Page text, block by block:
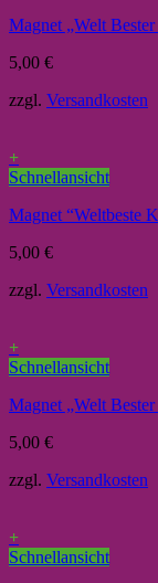
Magnet „Welt
5,00 €
zzgl. Versandkosten
+
Schnellansicht
Magnet “Weltbeste
5,00 €
zzgl. Versandkosten
+
Schnellansicht
Magnet „Welt
5,00 €
zzgl. Versandkosten
+
Schnellansicht